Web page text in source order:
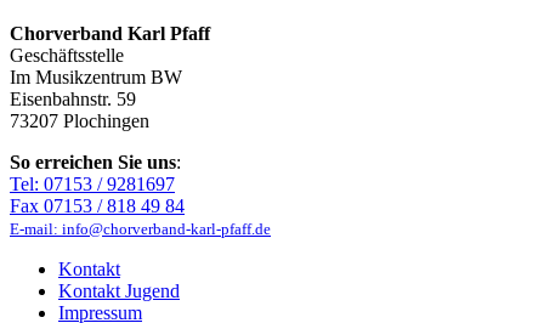
Chorverband Karl Pfaff
Geschäftsstelle
Im Musikzentrum BW
Eisenbahnstr. 59
73207 Plochingen
So erreichen Sie uns:
Tel: 07153 / 9281697
Fax 07153 / 818 49 84
E-mail: info@chorverband-karl-pfaff.de
Kontakt
Kontakt Jugend
Impressum